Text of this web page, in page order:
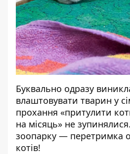
Буквально одразу
влаштовувати тварин у
прохання «притулити
на місяць» не зупинялися.
зоопарку — перетримка
котів!